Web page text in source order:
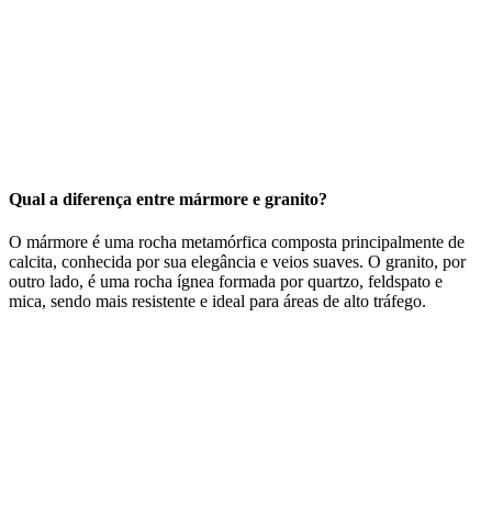
Qual a diferença entre mármore e granito?
O mármore é uma rocha metamórfica composta principalmente de
calcita, conhecida por sua elegância e veios suaves. O granito, por
outro lado, é uma rocha ígnea formada por quartzo, feldspato e
mica, sendo mais resistente e ideal para áreas de alto tráfego.